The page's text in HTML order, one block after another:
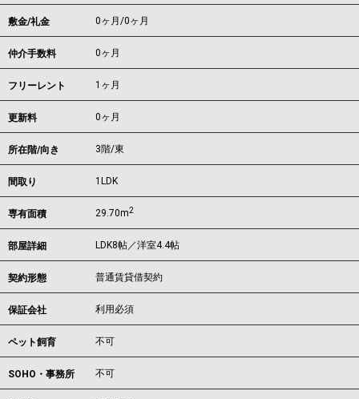
敷金/礼金 0ヶ月/0ヶ月
仲介手数料 0ヶ月
フリーレント 1ヶ月
更新料 0ヶ月
所在階/向き 3階/東
間取り 1LDK
専有面積 29.70m2
部屋詳細 LDK8帖／洋室4.4帖
契約形態 普通賃貸借契約
保証会社 利用必須
ペット飼育 不可
SOHO・事務所 不可